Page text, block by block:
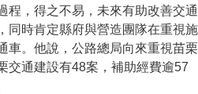
程，得之不易，未來有助改善交通
同時肯定縣府與營造團隊在重視施
車。他說，公路總局向來重視苗栗
交通建設有48案，補助經費逾57